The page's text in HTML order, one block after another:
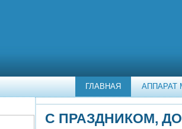
ГЛАВНАЯ АППАРАТ
С ПРАЗДНИКОМ,